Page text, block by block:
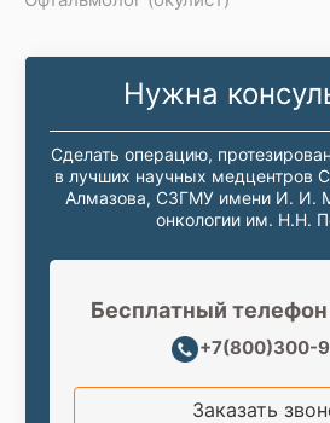
Нужна
Сделать операцию,
в лучших научных
Алмазова, СЗГМУ имени И. И.
онкологии им. Н.Н.
Бесплатный
+7(800)300-
Заказать